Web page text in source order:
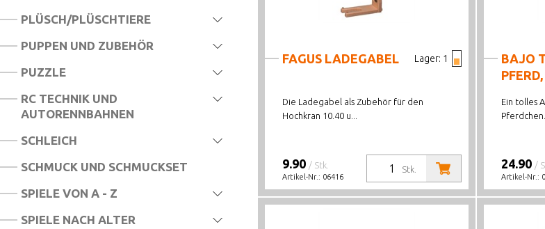
PLÜSCH/PLÜSCHTIERE
PUPPEN UND ZUBEHÖR
PUZZLE
RC TECHNIK UND
AUTORENNBAHNEN
SCHLEICH
SCHMUCK UND SCHMUCKSET
SPIELE VON A - Z
SPIELE NACH ALTER
Lager: 1
FAGUS LADEGABEL
Die Ladegabel als Zubehör für den
Hochkran 10.40 u...
Stk.
9.90 / Stk.
Artikel-Nr.: 06416
BAJO
Ein tolles
Pferdchen.
24.90 /
Artikel-Nr.: